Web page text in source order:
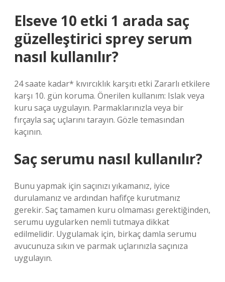
Elseve 10 etki 1 arada saç
güzelleştirici sprey serum
nasıl kullanılır?
24 saate kadar* kıvırcıklık karşıtı etki Zararlı etkilere
karşı 10. gün koruma. Önerilen kullanım: Islak veya
kuru saça uygulayın. Parmaklarınızla veya bir
fırçayla saç uçlarını tarayın. Gözle temasından
kaçının.
Saç serumu nasıl kullanılır?
Bunu yapmak için saçınızı yıkamanız, iyice
durulamanız ve ardından hafifçe kurutmanız
gerekir. Saç tamamen kuru olmaması gerektiğinden,
serumu uygularken nemli tutmaya dikkat
edilmelidir. Uygulamak için, birkaç damla serumu
avucunuza sıkın ve parmak uçlarınızla saçınıza
uygulayın.